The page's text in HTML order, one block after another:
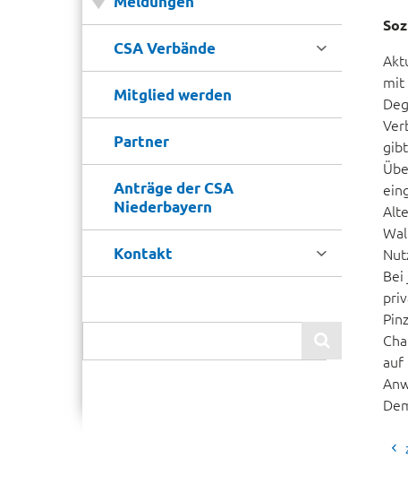
CSA Verbände 
Mitglied werden
Partner
Anträge der CSA
Niederbayern
Kontakt 

mit
auf